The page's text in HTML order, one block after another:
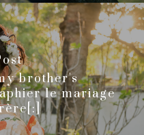
brother's
le mariage